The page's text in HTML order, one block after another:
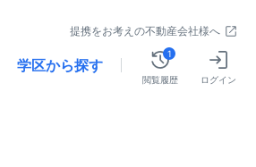
提携をお考えの不動産会社様へ
学区から探す
閲覧履歴
1
ログイン